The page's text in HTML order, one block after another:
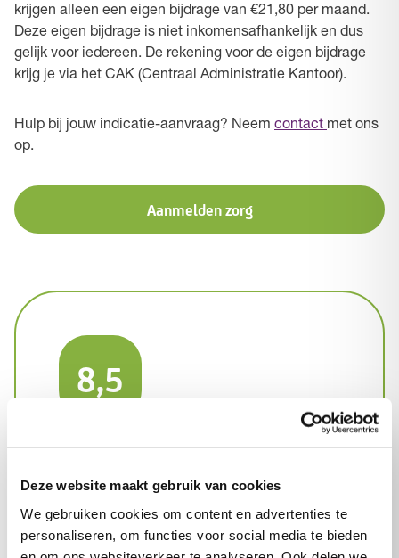
Deze website maakt gebruik van cookies
We gebruiken cookies om content en advertenties te
personaliseren, om functies voor social media te bieden
krijgen alleen een eigen bijdrage van €21,80 per maand.
Deze eigen bijdrage is niet inkomensafhankelijk en dus
gelijk voor iedereen. De rekening voor de eigen bijdrage
krijg je via het CAK (Centraal Administratie Kantoor).
Hulp bij jouw indicatie-aanvraag? Neem contact met ons
op.
Aanmelden zorg
8,5
Vertrouwen in onze
thuishulp
Een betrokken hulp